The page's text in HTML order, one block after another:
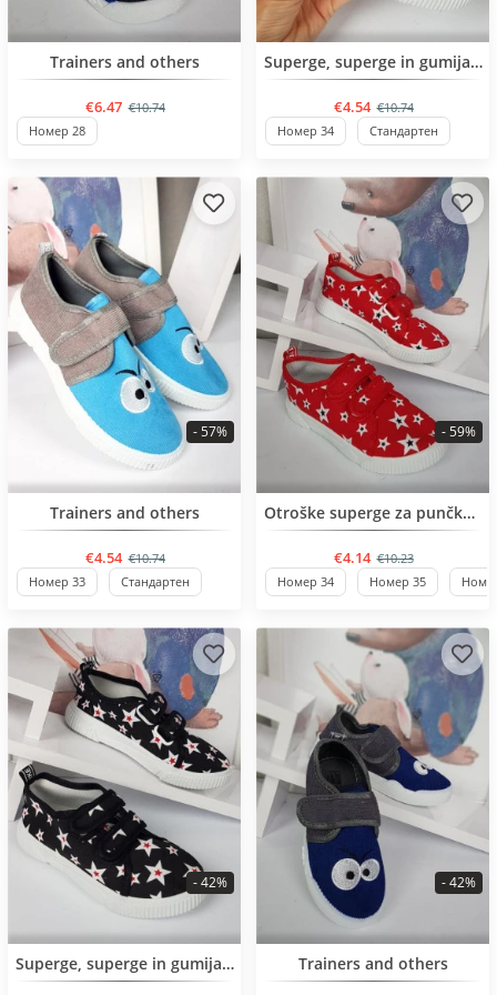
BESTSELLER
Trainers and others
€6.47 €10.74
Номер 28
BESTSELLERSuperge, superge in gumijasti škornji
€4.54 €10.74
Номер 34 Стандартен
Trainers and others
€4.54 €10.74
- 57%
Номер 33 Стандартен
Otroške superge za punčke od 32 do 37 številka
€4.14 €10.23
- 59%
Номер 34 Номер 35
BESTSELLERSuperge, superge in gumijasti škornji
- 42%
BESTSELLER
Trainers and others
- 42%